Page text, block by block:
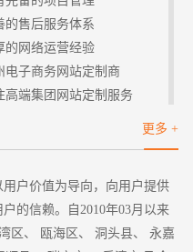
。用于普通网民查询信
太多操作，堆积太多复
6S；网页最好实用文本链
加速网页的打开速度。操
提示操作；全部内容与服
来说明。
计者都对此不太重视，
页面的布局很乱，把许多
读与体验都会大打折扣。
的售后服务体系
的网络运营经验
电子商务网站定制商
高端集团网站定制服务
更多 +
户价值为导向，向用户提供
的信赖。自2010年03月以来
区、 瓯海区、 洞头县、 永嘉